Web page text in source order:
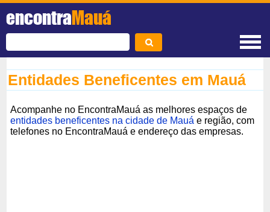
encontraMauá
Entidades Beneficentes em Mauá
Acompanhe no EncontraMauá as melhores espaços de
entidades beneficentes na cidade de Mauá e região, com
telefones no EncontraMauá e endereço das empresas.